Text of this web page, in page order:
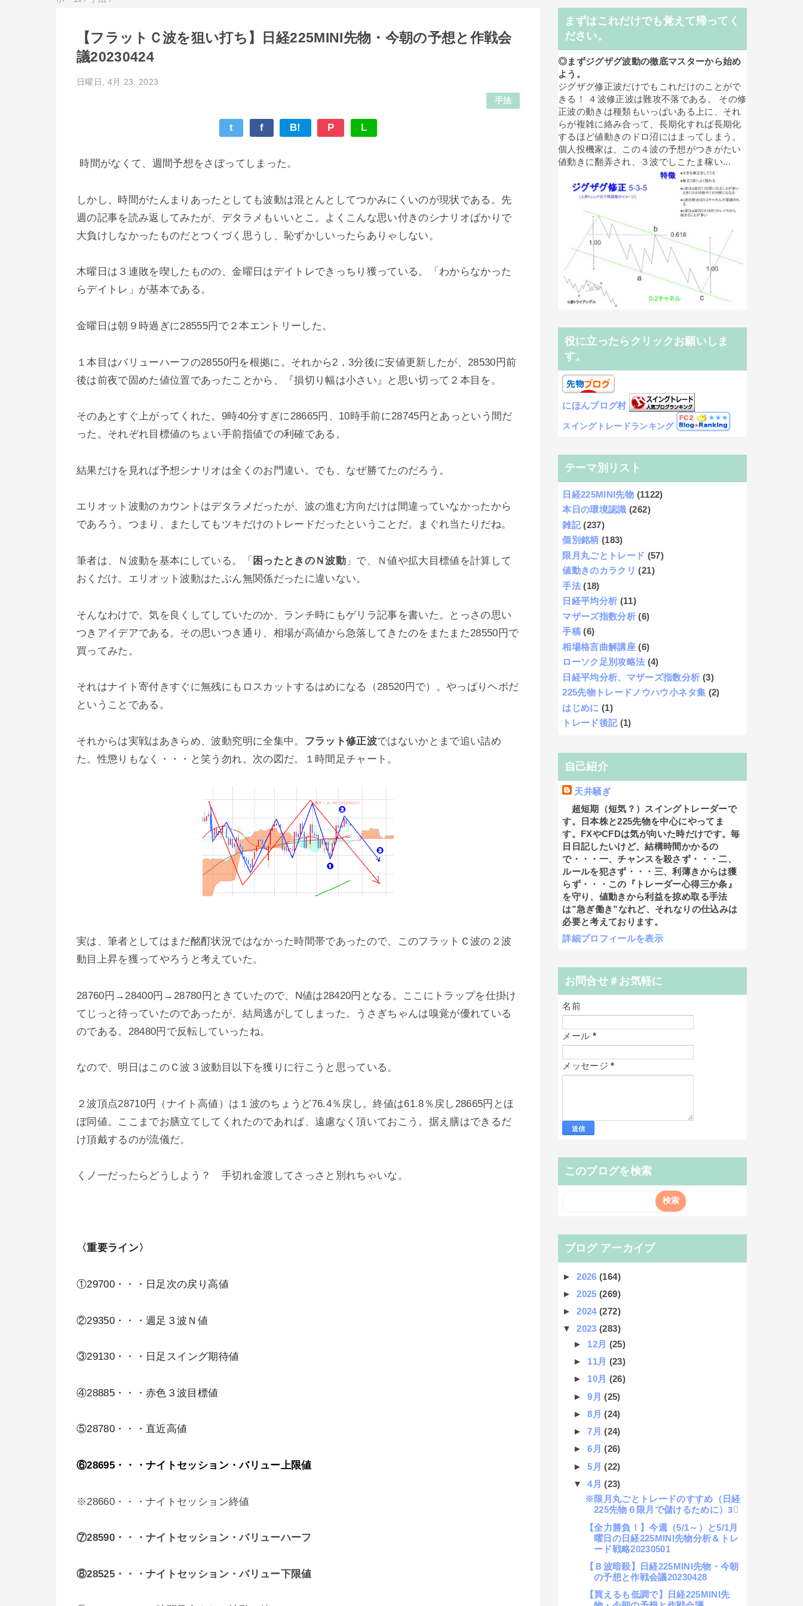
【フラットＣ波を狙い打ち】日経225MINI先物・今朝の予想と作戦会
議20230424
日曜日, 4月 23, 2023
手法
t f B! P L
時間がなくて、週間予想をさぼってしまった。
しかし、時間がたんまりあったとしても波動は混とんとしてつかみにくいのが現状である。先
週の記事を読み返してみたが、デタラメもいいとこ。よくこんな思い付きのシナリオばかりで
大負けしなかったものだとつくづく思うし、恥ずかしいったらありゃしない。
木曜日は３連敗を喫したものの、金曜日はデイトレできっちり獲っている。「わからなかった
らデイトレ」が基本である。
金曜日は朝９時過ぎに28555円で２本エントリーした。
１本目はバリューハーフの28550円を根拠に。それから2，3分後に安値更新したが、28530円前
後は前夜で固めた値位置であったことから、『損切り幅は小さい』と思い切って２本目を。
そのあとすぐ上がってくれた。9時40分すぎに28665円、10時手前に28745円とあっという間だ
った。それぞれ目標値のちょい手前指値での利確である。
結果だけを見れば予想シナリオは全くのお門違い。でも、なぜ勝てたのだろう。
エリオット波動のカウントはデタラメだったが、波の進む方向だけは間違っていなかったから
であろう。つまり、またしてもツキだけのトレードだったということだ。まぐれ当たりだね。
筆者は、Ｎ波動を基本にしている。「 困ったときのＮ波動」で、Ｎ値や拡大目標値を計算して
おくだけ。エリオット波動はたぶん無関係だったに違いない。
そんなわけで、気を良くしてしていたのか、ランチ時にもゲリラ記事を書いた。とっさの思い
つきアイデアである。その思いつき通り、相場が高値から急落してきたのをまたまた28550円で
買ってみた。
それはナイト寄付きすぐに無残にもロスカットするはめになる（28520円で）。やっぱりヘボだ
ということである。
それからは実戦はあきらめ、波動究明に全集中。 フラット修正波ではないかとまで追い詰め
た。性懲りもなく・・・と笑う勿れ。次の図だ。１時間足チャート。
実は、筆者としてはまだ酩酊状況ではなかった時間帯であったので、このフラットＣ波の２波
動目上昇を獲ってやろうと考えていた。
28760円→28400円→28780円ときていたので、N値は28420円となる。ここにトラップを仕掛け
てじっと待っていたのであったが、結局逃がしてしまった。うさぎちゃんは嗅覚が優れている
のである。28480円で反転していったね。
なので、明日はこのＣ波３波動目以下を獲りに行こうと思っている。
２波頂点28710円（ナイト高値）は１波のちょうど76.4％戻し。終値は61.8％戻し28665円とほ
ぼ同値。ここまでお膳立てしてくれたのであれば、遠慮なく頂いておこう。据え膳はできるだ
け頂戴するのが流儀だ。
くノ一だったらどうしよう？ 手切れ金渡してさっさと別れちゃいな。
〈重要ライン〉
①29700・・・日足次の戻り高値
②29350・・・週足３波Ｎ値
③29130・・・日足スイング期待値
④28885・・・赤色３波目標値
⑤28780・・・直近高値
⑥28695・・・ナイトセッション・バリュー上限値
※28660・・・ナイトセッション終値
⑦28590・・・ナイトセッション・バリューハーフ
⑧28525・・・ナイトセッション・バリュー下限値
まずはこれだけでも覚えて帰ってく
ださい。
◎まずジグザグ波動の徹底マスターから始め
よう。
ジグザグ修正波だけでもこれだけのことがで
きる！ ４波修正波は難攻不落である。 その修
正波の動きは種類もいっぱいある上に、それ
らが複雑に絡み合って、長期化すれば長期化
するほど値動きのドロ沼にはまってしまう。
個人投機家は、この４波の予想がつきがたい
値動きに翻弄され、３波でしこたま稼い...
役に立ったらクリックお願いしま
す。
にほんブログ村
スイングトレードランキング
テーマ別リスト
日経225MINI先物 (1122)
本日の環境認識 (262)
雑記 (237)
個別銘柄 (183)
限月丸ごとトレード (57)
値動きのカラクリ (21)
手法 (18)
日経平均分析 (11)
マザーズ指数分析 (6)
手稿 (6)
相場格言曲解講座 (6)
ローソク足別攻略法 (4)
日経平均分析、マザーズ指数分析 (3)
225先物トレードノウハウ小ネタ集 (2)
はじめに (1)
トレード後記 (1)
自己紹介
天井騒ぎ
超短期（短気？）スイングトレーダーで
す。日本株と225先物を中心にやってま
す。FXやCFDは気が向いた時だけです。毎
日日記したいけど、結構時間かかるの
で・・・一、チャンスを殺さず・・・二、
ルールを犯さず・・・三、利薄きからは獲
らず・・・この『トレーダー心得三か条』
を守り、値動きから利益を掠め取る手法
は”急ぎ働き”なれど、それなりの仕込みは
必要と考えております。
詳細プロフィールを表示
お問合せ＃お気軽に
名前
メール *
メッセージ*
このブログを検索
ブログ アーカイブ
►2026(164)
►2025(269)
►2024(272)
▼2023(283)
► 12月 (25)
► 11月 (23)
► 10月 (26)
►9月(25)
►8月(24)
►7月(24)
►6月(26)
►5月(22)
▼4月(23)
※限月丸ごとトレードのすすめ（日経
225先物６限月で儲けるために）3⃣
【全力勝負！】今週（5/1～）と5/1月
曜日の日経225MINI先物分析＆トレ
ード戦略20230501
【Ｂ波暗殺】日経225MINI先物・今朝
の予想と作戦会議20230428
【買えるも低調で】日経225MINI先